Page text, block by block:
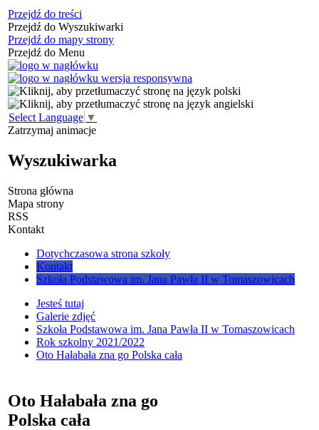
Przejdź do treści
Przejdź do Wyszukiwarki
Przejdź do mapy strony
Przejdź do Menu
Select Language ▼
Zatrzymaj animacje
Wyszukiwarka
Strona główna
Mapa strony
RSS
Kontakt
Dotychczasowa strona szkoły
Kontakt
Szkoła Podstawowa im. Jana Pawła II w Tomaszowicach
Jesteś tutaj
Galerie zdjęć
Szkoła Podstawowa im. Jana Pawła II w Tomaszowicach
Rok szkolny 2021/2022
Oto Hałabała zna go Polska cała
Oto Hałabała zna go
Polska cała